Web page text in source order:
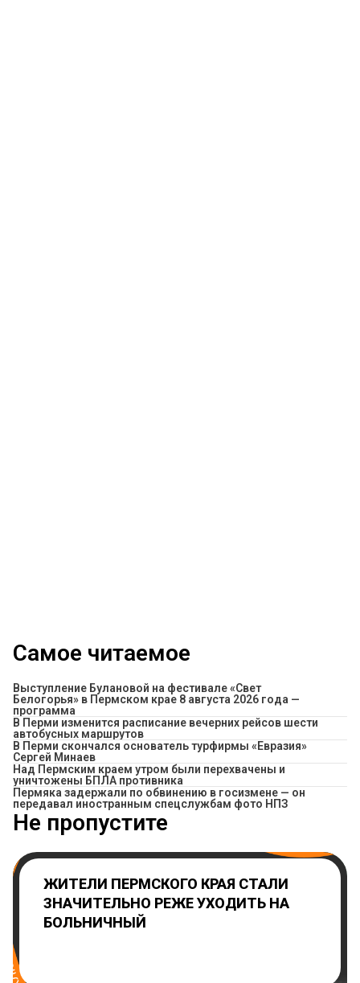
Самое читаемое
Выступление Булановой на фестивале «Свет
Белогорья» в Пермском крае 8 августа 2026 года —
программа
​В Перми изменится расписание вечерних рейсов шести
автобусных маршрутов
В Перми скончался основатель турфирмы «Евразия»
Сергей Минаев
Над Пермским краем утром были перехвачены и
уничтожены БПЛА противника
Пермяка задержали по обвинению в госизмене — он
передавал иностранным спецслужбам фото НПЗ
Не пропустите
ЖИТЕЛИ ПЕРМСКОГО КРАЯ СТАЛИ
ЗНАЧИТЕЛЬНО РЕЖЕ УХОДИТЬ НА
БОЛЬНИЧНЫЙ